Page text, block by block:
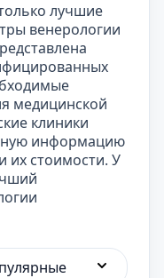
лучшие
венерологии
медицинской
клиники
информацию
их стоимости. У